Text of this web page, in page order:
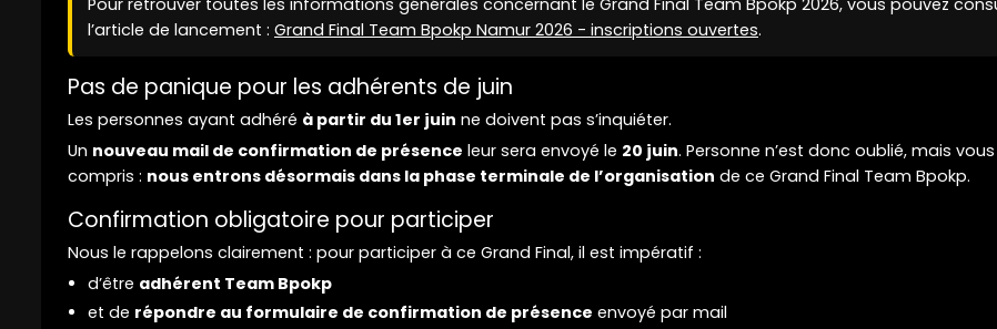
l’article de lancement : Grand Final Team Bpokp Namur 2026 - inscriptions ouvertes.
Pas de panique pour les adhérents de juin
Les personnes ayant adhéré à partir du 1er juin ne doivent pas s’inquiéter.
Un nouveau mail de confirmation de présence leur sera envoyé le 20 juin. Personne n’est donc oublié, mais vous
compris : nous entrons désormais dans la phase terminale de l’organisation de ce Grand Final Team Bpokp.
Confirmation obligatoire pour participer
Nous le rappelons clairement : pour participer à ce Grand Final, il est impératif :
d’être adhérent Team Bpokp
et de répondre au formulaire de confirmation de présence envoyé par mail